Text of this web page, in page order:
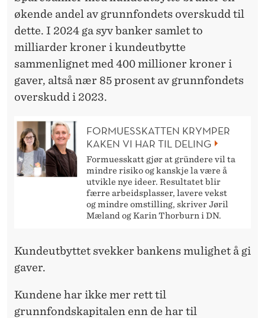
økende andel av grunnfondets overskudd til
dette. I 2024 ga syv banker samlet to
milliarder kroner i kundeutbytte
sammenlignet med 400 millioner kroner i
gaver, altså nær 85 prosent av grunnfondets
overskudd i 2023.
FORMUESSKATTEN KRYMPER
KAKEN VI HAR TIL DELING
Formuesskatt gjør at gründere vil ta
mindre risiko og kanskje la være å
utvikle nye ideer. Resultatet blir
færre arbeidsplasser, lavere vekst
og mindre omstilling, skriver Jøril
Mæland og Karin Thorburn i DN.
Kundeutbyttet svekker bankens mulighet å gi
gaver.
Kundene har ikke mer rett til
grunnfondskapitalen enn de har til